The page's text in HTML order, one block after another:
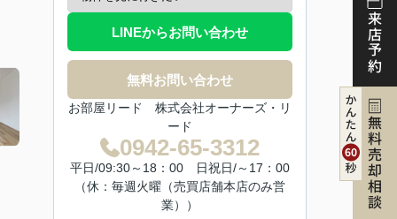
来店予約
無料売却相談
LINEからお問い合わせ
無料お問い合わせ
お部屋リード 株式会社オーナーズ・リ
ード
0942-65-3312
平日/09:30～18：00 日祝日/～17：00
（休：毎週火曜（売買店舗本店のみ営
業））